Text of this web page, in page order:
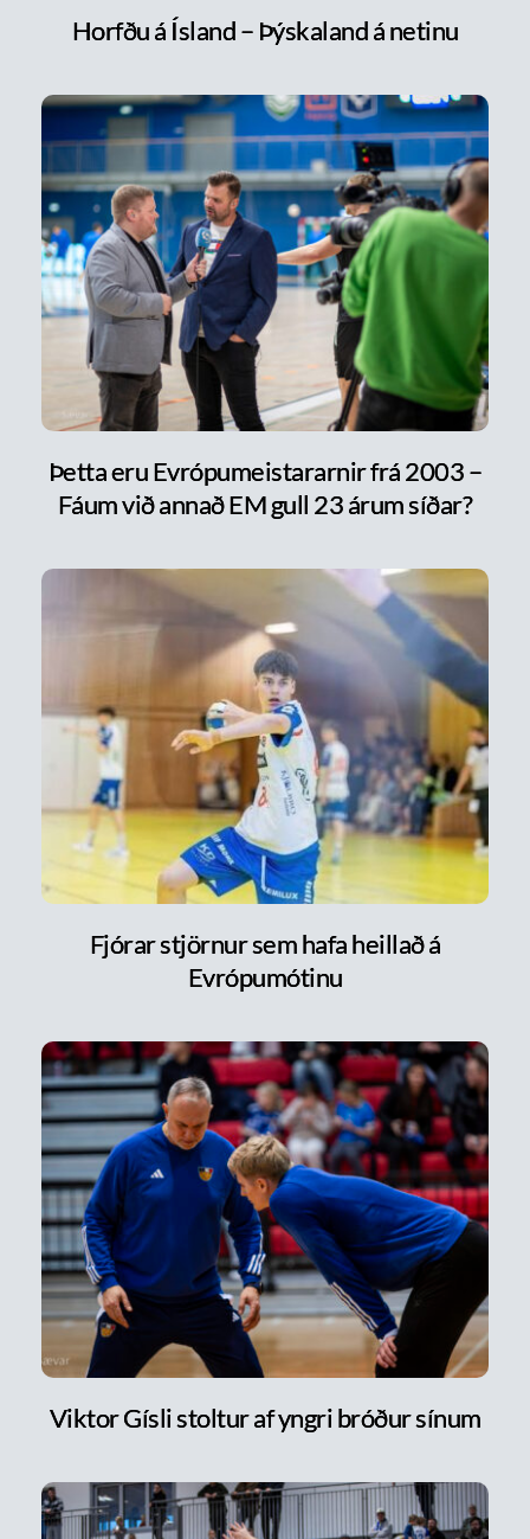
Horfðu á Ísland – Þýskaland á netinu
Þetta eru Evrópumeistararnir frá 2003 –
Fáum við annað EM gull 23 árum síðar?
Fjórar stjörnur sem hafa heillað á
Evrópumótinu
Viktor Gísli stoltur af yngri bróður sínum